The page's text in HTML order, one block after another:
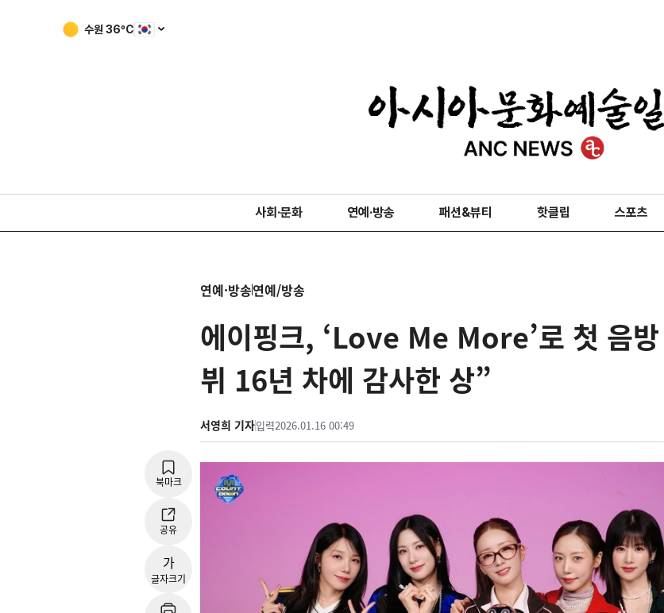
수원 36ºC
사회·문화 연예·방송 패션&뷰티 핫클립 스포츠
연예·방송연예/방송
에이핑크, ‘Love Me More’로 첫 음
뷔 16년 차에 감사한 상”
서영희 기자입력2026.01.16 00:49
북마크
공유
가
글자크기